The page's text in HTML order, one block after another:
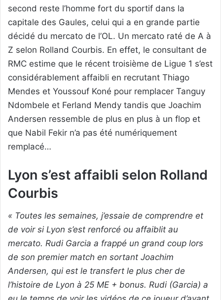
second reste l’homme fort du sportif dans la
capitale des Gaules, celui qui a en grande partie
décidé du mercato de l’OL. Un mercato raté de A à
Z selon Rolland Courbis. En effet, le consultant de
RMC estime que le récent troisième de Ligue 1 s’est
considérablement affaibli en recrutant Thiago
Mendes et Youssouf Koné pour remplacer Tanguy
Ndombele et Ferland Mendy tandis que Joachim
Andersen ressemble de plus en plus à un flop et
que Nabil Fekir n’a pas été numériquement
remplacé…
Lyon s’est affaibli selon Rolland
Courbis
« Toutes les semaines, j’essaie de comprendre et
de voir si Lyon s’est renforcé ou affaiblit au
mercato. Rudi Garcia a frappé un grand coup lors
de son premier match en sortant Joachim
Andersen, qui est le transfert le plus cher de
l’histoire de Lyon à 25 ME + bonus. Rudi (Garcia) a